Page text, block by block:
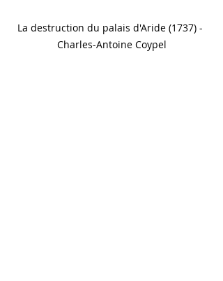
La destruction du palais d'Aride (1737) -
Charles-Antoine Coypel